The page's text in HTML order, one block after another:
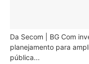
Da Secom | BG Com
planejamento para
pública...